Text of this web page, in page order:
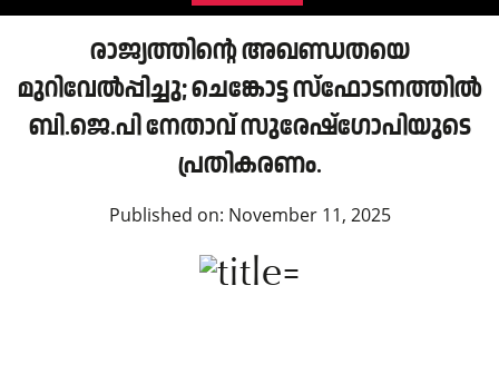
രാജ്യത്തിന്റെ അഖണ്ഡതയെ
മുറിവേൽപ്പിച്ചു; ചെങ്കോട്ട സ്ഫോടനത്തിൽ
ബി.ജെ.പി നേതാവ് സുരേഷ്‌ഗോപിയുടെ
പ്രതികരണം.
Published on: November 11, 2025